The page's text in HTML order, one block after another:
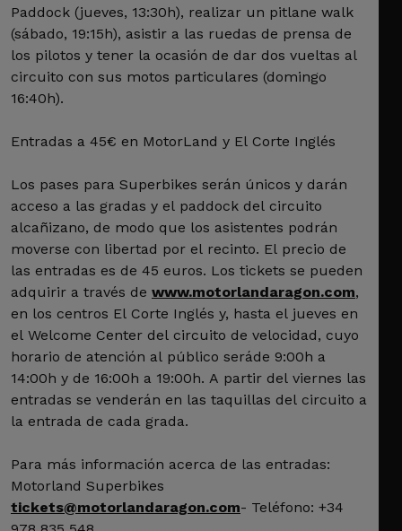
Paddock (jueves, 13:30h), realizar un pitlane walk
(sábado, 19:15h), asistir a las ruedas de prensa de
los pilotos y tener la ocasión de dar dos vueltas al
circuito con sus motos particulares (domingo
16:40h).
Entradas a 45€ en MotorLand y El Corte Inglés
Los pases para Superbikes serán únicos y darán
acceso a las gradas y el paddock del circuito
alcañizano, de modo que los asistentes podrán
moverse con libertad por el recinto. El precio de
las entradas es de 45 euros. Los tickets se pueden
adquirir a través de www.motorlandaragon.com,
en los centros El Corte Inglés y, hasta el jueves en
el Welcome Center del circuito de velocidad, cuyo
horario de atención al público seráde 9:00h a
14:00h y de 16:00h a 19:00h. A partir del viernes las
entradas se venderán en las taquillas del circuito a
la entrada de cada grada.
Para más información acerca de las entradas:
Motorland Superbikes
tickets@motorlandaragon.com- Teléfono: +34